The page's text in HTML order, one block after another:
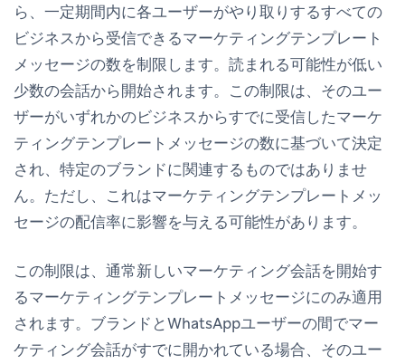
ら、一定期間内に各ユーザーがやり取りするすべての
ビジネスから受信できるマーケティングテンプレート
メッセージの数を制限します。読まれる可能性が低い
少数の会話から開始されます。この制限は、そのユー
ザーがいずれかのビジネスからすでに受信したマーケ
ティングテンプレートメッセージの数に基づいて決定
され、特定のブランドに関連するものではありませ
ん。ただし、これはマーケティングテンプレートメッ
セージの配信率に影響を与える可能性があります。
この制限は、通常新しいマーケティング会話を開始す
るマーケティングテンプレートメッセージにのみ適用
されます。ブランドとWhatsAppユーザーの間でマー
ケティング会話がすでに開かれている場合、そのユー